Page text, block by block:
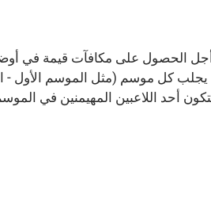
أجل الحصول على مكافآت قيمة في
يجلب كل موسم (مثل الموسم الأول
أحد اللاعبين المهيمنين في